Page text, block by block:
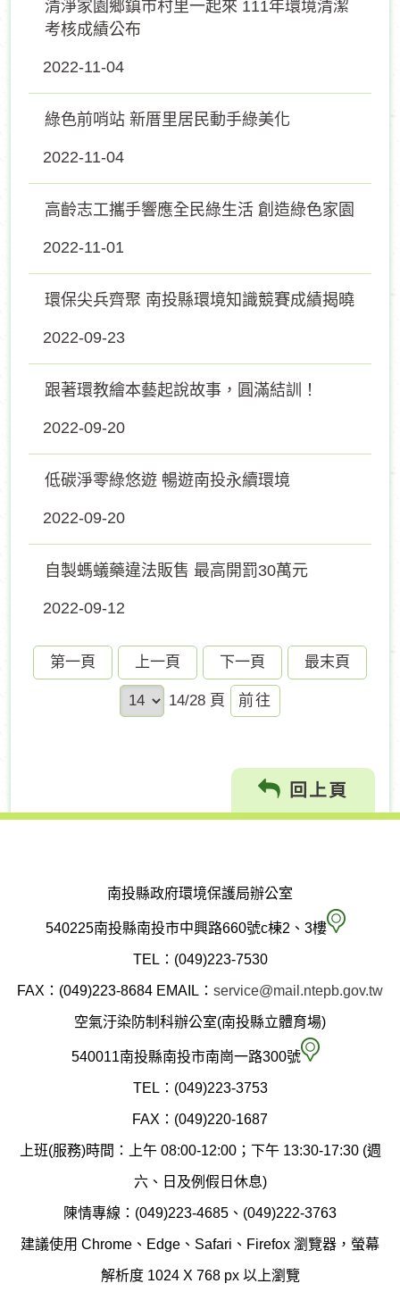
清淨家園鄉鎮市村里一起來 111年環境清潔
考核成績公布
2022-11-04
綠色前哨站 新厝里居民動手綠美化
2022-11-04
高齡志工攜手響應全民綠生活 創造綠色家園
2022-11-01
環保尖兵齊聚 南投縣環境知識競賽成績揭曉
2022-09-23
跟著環教繪本藝起說故事，圓滿結訓！
2022-09-20
低碳淨零綠悠遊 暢遊南投永續環境
2022-09-20
自製螞蟻藥違法販售 最高開罰30萬元
2022-09-12
第一頁 上一頁 下一頁 最末頁
14/28 頁
前
往
回上頁
南投縣政府環境保護局辦公室
540225南投縣南投市中興路660號c棟2、3樓 南
縣
保
局
TEL：(049)223-7530
FAX：(049)223-8684 EMAIL： service@mail.ntepb.gov.tw
空氣汙染防制科辦公室(南投縣立體育場)
540011南投縣南投市南崗一路300號 空
染
制
科
TEL：(049)223-3753
FAX：(049)220-1687
上班(服務)時間：上午 08:00-12:00；下午 13:30-17:30 (週
六、日及例假日休息)
陳情專線：(049)223-4685、(049)222-3763
建議使用 Chrome、Edge、Safari、Firefox 瀏覽器，螢幕
解析度 1024 X 768 px 以上瀏覽